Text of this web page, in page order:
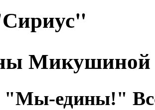
Микушиной
"Мы-едины!"